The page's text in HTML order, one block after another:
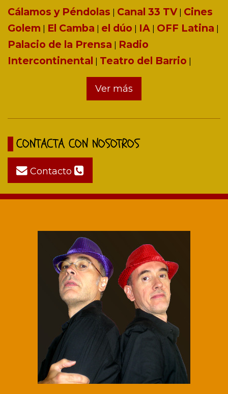
Cálamos y Péndolas Canal 33 TV Cines
Golem
El Camba el dúo IA OFF Latina
Palacio de la Prensa
Radio
Intercontinental
Teatro del Barrio
Ver más
CONTACTA CON NOSOTROS
Contacto